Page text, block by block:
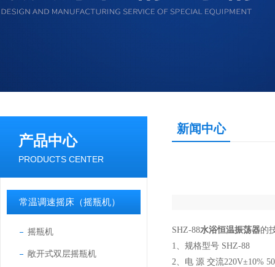
产品中心
PRODUCTS CENTER
常温调速摇床（摇瓶机）
摇瓶机
敞开式双层摇瓶机
新闻中心
SHZ-88水浴恒温振荡器的
1、规格型号 SHZ-88
2、电 源 交流220V±10%